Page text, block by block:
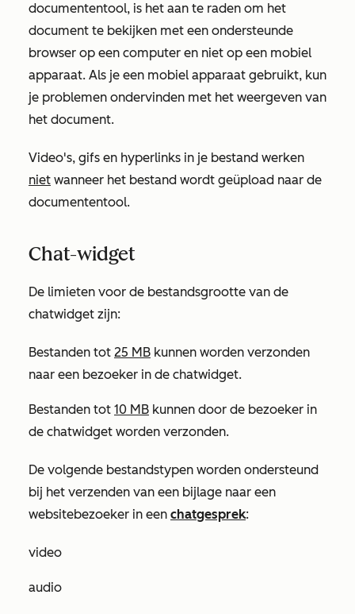
documententool, is het aan te raden om het
document te bekijken met een ondersteunde
browser op een computer en niet op een mobiel
apparaat. Als je een mobiel apparaat gebruikt, kun
je problemen ondervinden met het weergeven van
het document.
Video's, gifs en hyperlinks in je bestand werken
niet wanneer het bestand wordt geüpload naar de
documententool.
Chat-widget
De limieten voor de bestandsgrootte van de
chatwidget zijn:
Bestanden tot 25 MB kunnen worden verzonden
naar een bezoeker in de chatwidget.
Bestanden tot 10 MB kunnen door de bezoeker in
de chatwidget worden verzonden.
De volgende bestandstypen worden ondersteund
bij het verzenden van een bijlage naar een
websitebezoeker in een chatgesprek:
video
audio